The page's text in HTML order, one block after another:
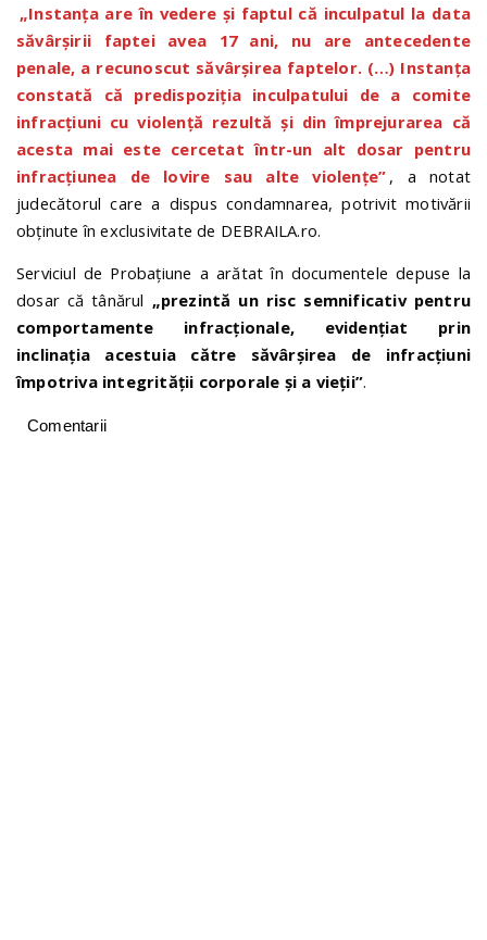
„Instanţa are în vedere şi faptul că inculpatul la data
săvârşirii faptei avea 17 ani, nu are antecedente
penale, a recunoscut săvârşirea faptelor. (…) Instanţa
constată că predispoziţia inculpatului de a comite
infracţiuni cu violenţă rezultă şi din împrejurarea că
acesta mai este cercetat într-un alt dosar pentru
infracţiunea de lovire sau alte violenţe” , a notat
judecătorul care a dispus condamnarea, potrivit motivării
obținute în exclusivitate de DEBRAILA.ro.
Serviciul de Probațiune a arătat în documentele depuse la
dosar că tânărul „prezintă un risc semnificativ pentru
comportamente infracţionale, evidenţiat prin
inclinaţia acestuia către săvârşirea de infracţiuni
împotriva integrităţii corporale şi a vieţii”.
Comentarii